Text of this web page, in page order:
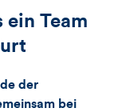
ein Team
der
bei